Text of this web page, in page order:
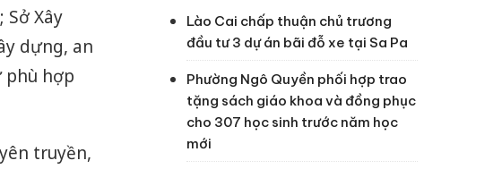
Xây
dựng, an
phù hợp
truyền,
Lào Cai chấp thuận chủ trương
đầu tư 3 dự án bãi đỗ xe tại Sa Pa
Phường Ngô Quyền phối hợp trao
tặng sách giáo khoa và đồng phục
cho 307 học sinh trước năm học
mới